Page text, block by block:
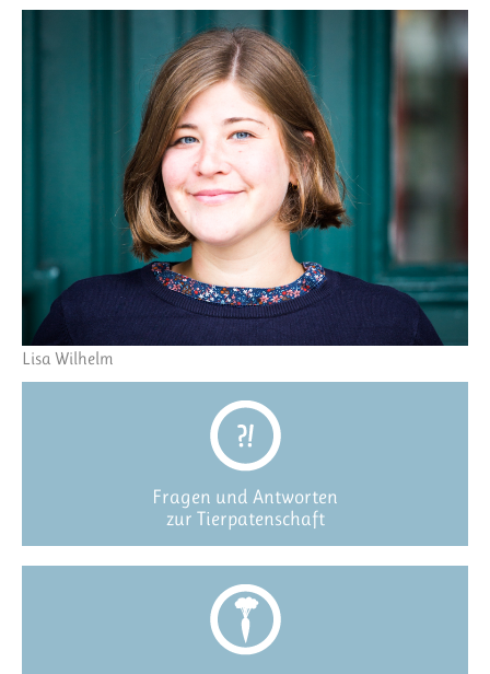
Lisa Wilhelm
Fragen und Antworten
zur Tierpatenschaft